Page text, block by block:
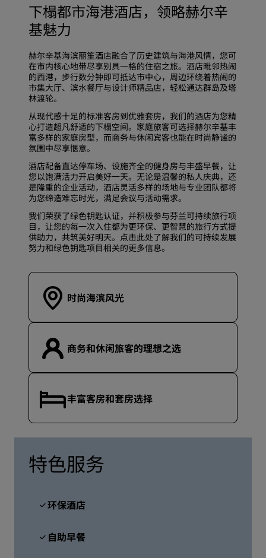
下榻都市海港酒店，领略赫尔辛
基魅力
赫尔辛基海滨丽笙酒店融合了历史建筑与海港风情，您可
在市内核心地带尽享别具一格的住宿之旅。酒店毗邻热闹
的西港，步行数分钟即可抵达市中心，周边环绕着热闹的
市集大厅、滨水餐厅与设计师精品店，轻松通达群岛及塔
林渡轮。
从现代感十足的标准客房到优雅套房，我们的酒店为您精
心打造超凡舒适的下榻空间。家庭旅客可选择赫尔辛基丰
富多样的家庭房型，而商务与休闲宾客也能在时尚静谧的
氛围中尽享惬意。
酒店配备直达停车场、设施齐全的健身房与丰盛早餐，让
您以饱满活力开启美好一天。无论是温馨的私人庆典，还
是隆重的企业活动，酒店灵活多样的场地与专业团队都将
为您缔造难忘时光，满足会议与活动需求。
我们荣获了绿色钥匙认证，并积极参与芬兰可持续旅行项
目，让您的每一次入住都为更环保、更智慧的旅行方式提
供助力，共筑美好明天。点击此处了解我们的可持续发展
努力和绿色钥匙项目相关的更多信息。
时尚海滨风光
商务和休闲旅客的理想之选
丰富客房和套房选择
特色服务
环保酒店
自助早餐